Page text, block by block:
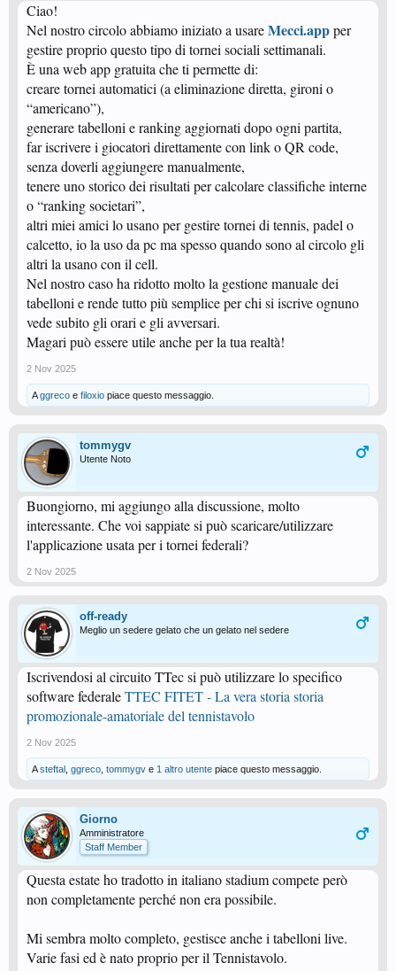
Ciao!
Nel nostro circolo abbiamo iniziato a usareMecci.appper
gestire proprio questo tipo di tornei sociali settimanali.
È una web app gratuita che ti permette di:
creare tornei automatici (a eliminazione diretta, gironi o
“americano”),
generare tabelloni e ranking aggiornati dopo ogni partita,
far iscrivere i giocatori direttamente con link o QR code,
senza doverli aggiungere manualmente,
tenere uno storico dei risultati per calcolare classifiche interne
o “ranking societari”,
altri miei amici lo usano per gestire tornei di tennis, padel o
calcetto, io la uso da pc ma spesso quando sono al circolo gli
altri la usano con il cell.
Nel nostro caso ha ridotto molto la gestione manuale dei
tabelloni e rende tutto più semplice per chi si iscrive ognuno
vede subito gli orari e gli avversari.
Magari può essere utile anche per la tua realtà!
2 Nov 2025
Aggreco e filoxio piace questo messaggio.
tommygv
Utente Noto
Buongiorno, mi aggiungo alla discussione, molto
interessante. Che voi sappiate si può scaricare/utilizzare
l'applicazione usata per i tornei federali?
2 Nov 2025
off-ready
Meglio un sedere gelato che un gelato nel sedere
Iscrivendosi al circuito TTec si può utilizzare lo specifico
software federaleTTEC FITET - La vera storia storia
promozionale-amatoriale del tennistavolo
2 Nov 2025
Asteftal ggreco tommygv e 1 altro utente piace questo messaggio.
Giorno
Amministratore
Staff Member
Questa estate ho tradotto in italiano stadium compete però
non completamente perché non era possibile.
Mi sembra molto completo, gestisce anche i tabelloni live.
Varie fasi ed è nato proprio per il Tennistavolo.